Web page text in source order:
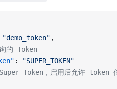
"demo_token" ,
的 Token
:
"SUPER_TOKEN"
Token，启用后允许 token